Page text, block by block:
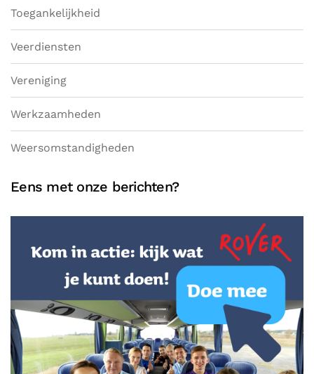
Toegankelijkheid
Veerdiensten
Vereniging
Werkzaamheden
Weersomstandigheden
Eens met onze berichten?